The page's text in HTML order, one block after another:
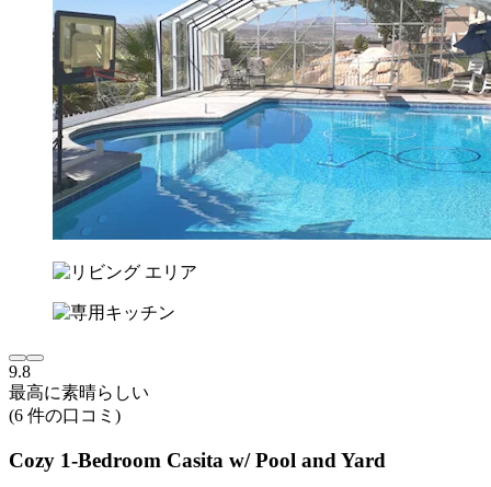
9.8
最高に素晴らしい
(6 件の口コミ)
Cozy 1-Bedroom Casita w/ Pool and Yard